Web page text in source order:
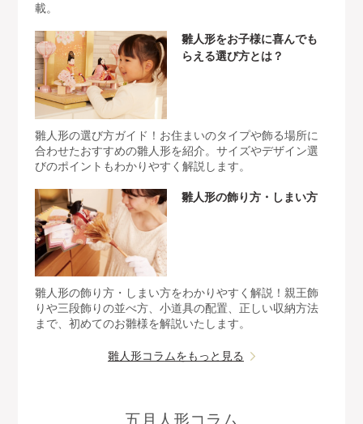
載。
雛人形をお子様に喜んでも
らえる選び方とは？
雛人形の選び方ガイド！お住まいのタイプや飾る場所に
合わせたおすすめの雛人形を紹介。サイズやデザイン選
びのポイントもわかりやすく解説します。
雛人形の飾り方・しまい方
雛人形の飾り方・しまい方をわかりやすく解説！親王飾
りや三段飾りの並べ方、小道具の配置、正しい収納方法
まで、初めてのお雛様を解説いたします。
雛人形コラムをもっと見る
五月人形コラム